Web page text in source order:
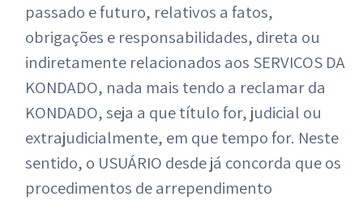
passado e futuro, relativos a fatos,
obrigações e responsabilidades, direta ou
indiretamente relacionados aos SERVIÇOS DA
KONDADO, nada mais tendo a reclamar da
KONDADO, seja a que título for, judicial ou
extrajudicialmente, em que tempo for. Neste
sentido, o USUÁRIO desde já concorda que os
procedimentos de arrependimento